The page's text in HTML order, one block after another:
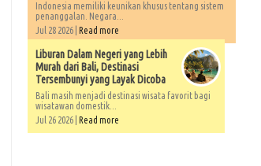
Indonesia memiliki keunikan khusus tentang sistem
penanggalan. Negara...
Jul 28 2026 | Read more
Liburan Dalam Negeri yang Lebih
Murah dari Bali, Destinasi
Tersembunyi yang Layak Dicoba
Bali masih menjadi destinasi wisata favorit bagi
wisatawan domestik...
Jul 26 2026 | Read more